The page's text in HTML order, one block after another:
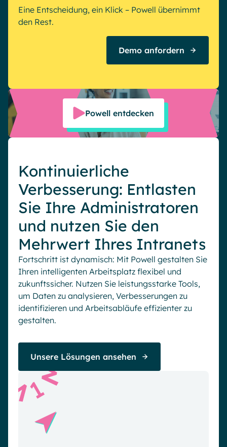
Eine Entscheidung, ein Klick – Powell übernimmt
den Rest.
Demo anfordern
Powell entdecken
Kontinuierliche
Verbesserung: Entlasten
Sie Ihre Administratoren
und nutzen Sie den
Mehrwert Ihres Intranets
Fortschritt ist dynamisch: Mit Powell gestalten Sie
Ihren intelligenten Arbeitsplatz flexibel und
zukunftssicher. Nutzen Sie leistungsstarke Tools,
um Daten zu analysieren, Verbesserungen zu
identifizieren und Arbeitsabläufe effizienter zu
gestalten.
Unsere Lösungen ansehen
1